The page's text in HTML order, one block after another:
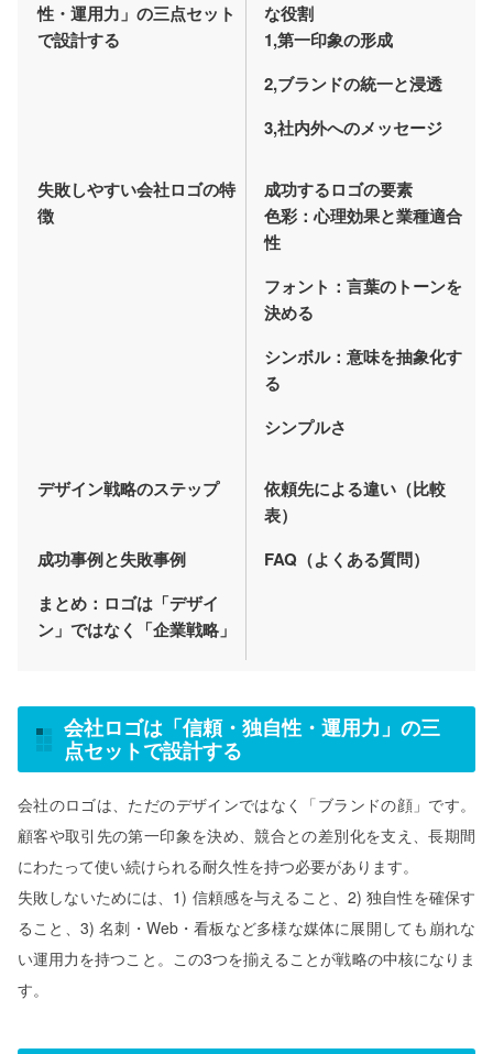
性・運用力」の三点セット
で設計する
な役割
1,第一印象の形成
2,ブランドの統一と浸透
3,社内外へのメッセージ
失敗しやすい会社ロゴの特
徴
成功するロゴの要素
色彩：心理効果と業種適合
性
フォント：言葉のトーンを
決める
シンボル：意味を抽象化す
る
シンプルさ
デザイン戦略のステップ
依頼先による違い（比較
表）
成功事例と失敗事例
FAQ（よくある質問）
まとめ：ロゴは「デザイ
ン」ではなく「企業戦略」
会社ロゴは「信頼・独自性・運用力」の三
点セットで設計する
会社のロゴは、ただのデザインではなく「ブランドの顔」です。
顧客や取引先の第一印象を決め、競合との差別化を支え、長期間
にわたって使い続けられる耐久性を持つ必要があります。
失敗しないためには、1) 信頼感を与えること、2) 独自性を確保す
ること、3) 名刺・Web・看板など多様な媒体に展開しても崩れな
い運用力を持つこと。この3つを揃えることが戦略の中核になりま
す。